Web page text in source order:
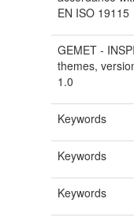
EN ISO 19115
GEMET -
themes,
1.0
Keywords
Keywords
Keywords